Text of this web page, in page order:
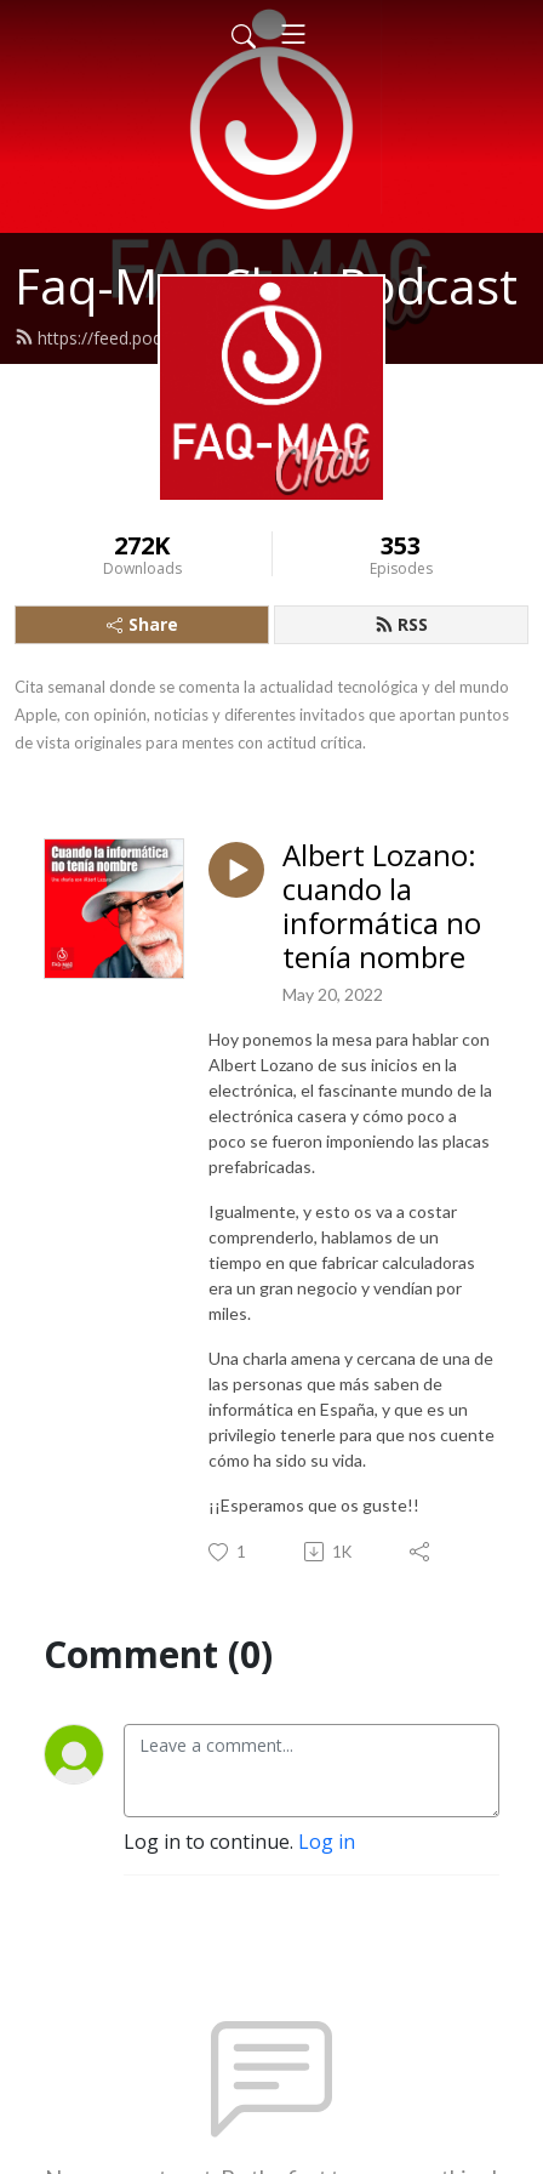
Faq-Mac Chat Podcast
https://feed.podbean.com/faqmac/feed.xml
272K
Downloads
353
Episodes
Share RSS
Cita semanal donde se comenta la actualidad tecnológica y del mundo
Apple, con opinión, noticias y diferentes invitados que aportan puntos
de vista originales para mentes con actitud crítica.
Albert Lozano:
cuando la
informática no
tenía nombre
May 20, 2022
Hoy ponemos la mesa para hablar con
Albert Lozano de sus inicios en la
electrónica, el fascinante mundo de la
electrónica casera y cómo poco a
poco se fueron imponiendo las placas
prefabricadas.
Igualmente, y esto os va a costar
comprenderlo, hablamos de un
tiempo en que fabricar calculadoras
era un gran negocio y vendían por
miles.
Una charla amena y cercana de una de
las personas que más saben de
informática en España, y que es un
privilegio tenerle para que nos cuente
cómo ha sido su vida.
¡¡Esperamos que os guste!!
1 1K
Comment (0)
Log in to continue. Log in